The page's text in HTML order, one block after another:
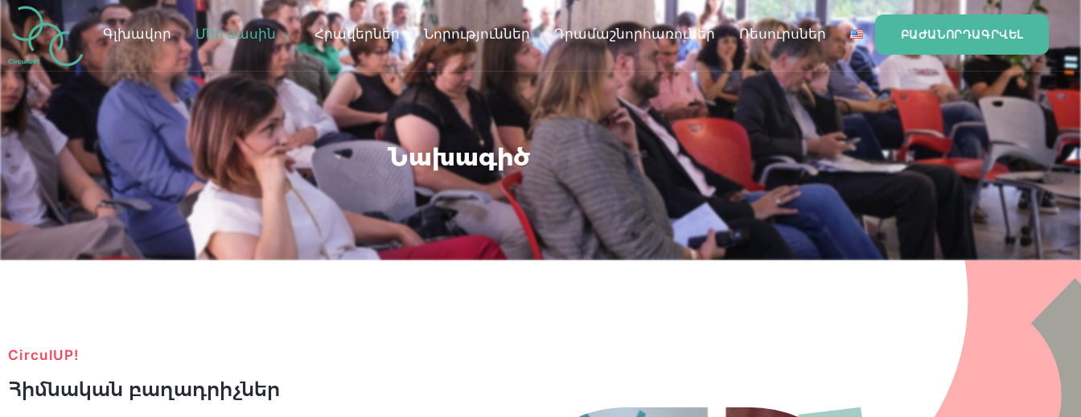
Գլխավոր Մեր մասին Հրավերներ Նորություններ Դրամաշնորհառուներ Ռեսուրսներ ԲԱԺԱՆՈՐԴԱԳՐՎԵԼ
Նախագիծ
CirculUP!
Հիմնական բաղադրիչներ